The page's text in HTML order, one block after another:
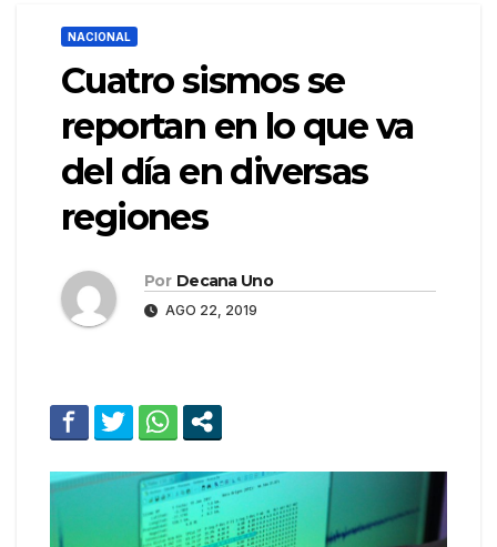
NACIONAL
Cuatro sismos se
reportan en lo que va
del día en diversas
regiones
Por Decana Uno
AGO 22, 2019